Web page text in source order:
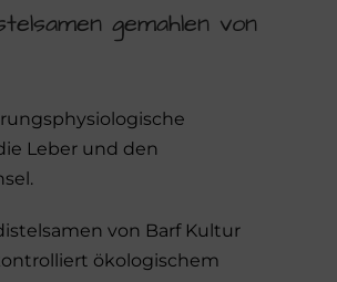
gemahlen von
Leber und den
von Barf Kultur
ökologischem